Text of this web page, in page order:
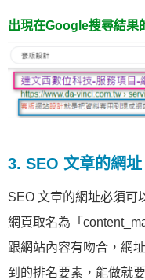
出現在Google搜尋結果
3. SEO 文章的網
SEO 文章的網址必須可
網頁取名為「
跟網站內容有吻合，網
到的排名要素，能做就